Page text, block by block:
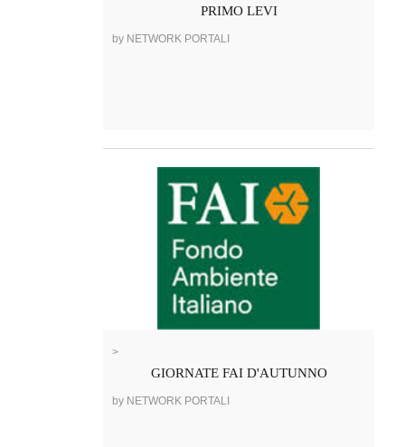
PRIMO LEVI
by NETWORK PORTALI
>
GIORNATE FAI D'AUTUNNO
by NETWORK PORTALI